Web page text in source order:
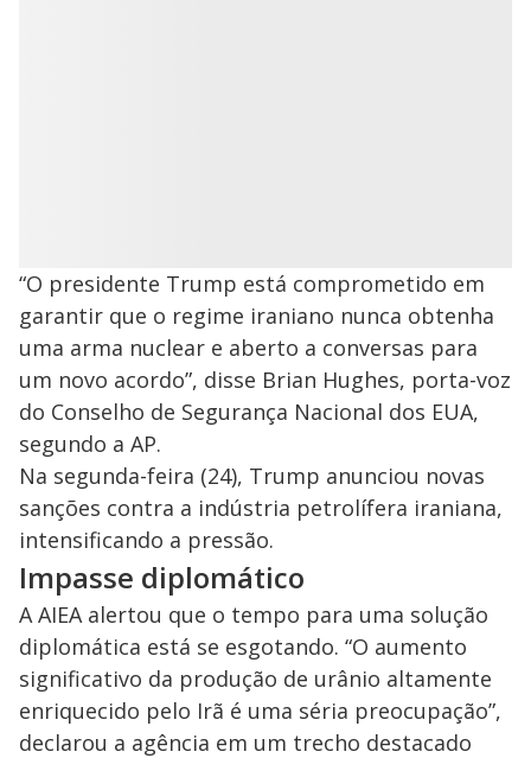
“O presidente Trump está comprometido em
garantir que o regime iraniano nunca obtenha
uma arma nuclear e aberto a conversas para
um novo acordo”, disse Brian Hughes, porta-voz
do Conselho de Segurança Nacional dos EUA,
segundo a AP.
Na segunda-feira (24), Trump anunciou novas
sanções contra a indústria petrolífera iraniana,
intensificando a pressão.
Impasse diplomático
A AIEA alertou que o tempo para uma solução
diplomática está se esgotando. “O aumento
significativo da produção de urânio altamente
enriquecido pelo Irã é uma séria preocupação”,
declarou a agência em um trecho destacado